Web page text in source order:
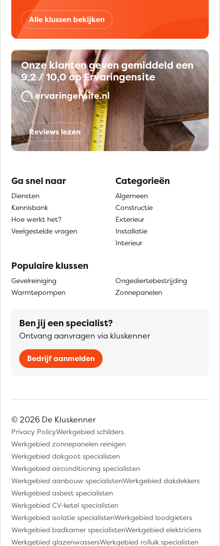
Alle klussen bekijken
Onze klanten geven gemiddeld een
9,2 / 10,0 op Ervaringensite
Reviews lezen
Ga snel naar
Diensten
Kennisbank
Hoe werkt het?
Veelgestelde vragen
Categorieën
Algemeen
Constructie
Exterieur
Installatie
Interieur
Populaire klussen
Gevelreiniging
Warmtepompen
Ongediertebestrijding
Zonnepanelen
Ben jij een specialist?
Ontvang aanvragen via kluskenner
Bedrijf aanmelden
© 2026 De Kluskenner
Privacy PolicyWerkgebied schilders
Werkgebied zonnepanelen reinigen
Werkgebied dakgoot specialisten
Werkgebied airconditioning specialisten
Werkgebied aanbouw specialistenWerkgebied dakdekkers
Werkgebied asbest specialisten
Werkgebied CV-ketel specialisten
Werkgebied isolatie specialistenWerkgebied loodgieters
Werkgebied badkamer specialistenWerkgebied elektriciens
Werkgebied glazenwassersWerkgebied rolluik specialisten